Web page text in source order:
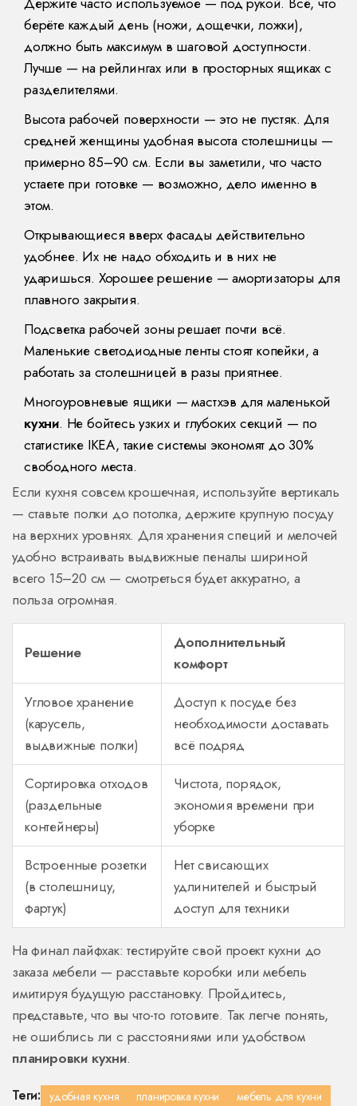
берёте каждый день (ножи, дощечки, ложки),
должно быть максимум в шаговой доступности.
Лучше — на рейлингах или в просторных ящиках с
разделителями.
Высота рабочей поверхности — это не пустяк. Для
средней женщины удобная высота столешницы —
примерно 85–90 см. Если вы заметили, что часто
устаете при готовке — возможно, дело именно в
этом.
Открывающиеся вверх фасады действительно
удобнее. Их не надо обходить и в них не
ударишься. Хорошее решение — амортизаторы для
плавного закрытия.
Подсветка рабочей зоны решает почти всё.
Маленькие светодиодные ленты стоят копейки, а
работать за столешницей в разы приятнее.
Многоуровневые ящики — мастхэв для маленькой
кухни. Не бойтесь узких и глубоких секций — по
статистике IKEA, такие системы экономят до 30%
свободного места.
Если кухня совсем крошечная, используйте вертикаль
— ставьте полки до потолка, держите крупную посуду
на верхних уровнях. Для хранения специй и мелочей
удобно встраивать выдвижные пеналы шириной
всего 15–20 см — смотреться будет аккуратно, а
польза огромная.
Решение
Дополнительный
комфорт
Угловое хранение
(карусель,
выдвижные полки)
Доступ к посуде без
необходимости доставать
всё подряд
Сортировка отходов
(раздельные
контейнеры)
Чистота, порядок,
экономия времени при
уборке
Встроенные розетки
(в столешницу,
фартук)
Нет свисающих
удлинителей и быстрый
доступ для техники
На финал лайфхак: тестируйте свой проект кухни до
заказа мебели — расставьте коробки или мебель
имитируя будущую расстановку. Пройдитесь,
представьте, что вы что-то готовите. Так легче понять,
не ошиблись ли с расстояниями или удобством
планировки кухни.
Теги: удобная кухня планировка кухни
мебель для кухни